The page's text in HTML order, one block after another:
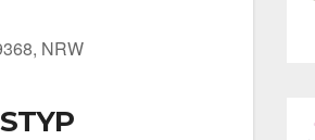
NRW